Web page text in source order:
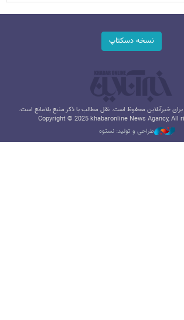
نسخه دسکتاپ
خبرآنلاین محفوظ است. نقل مطالب با ذکر منبع بلامانع است.
Copyright © 2025 khabaronline News Agancy, All
طراحی و تولید: نستوه